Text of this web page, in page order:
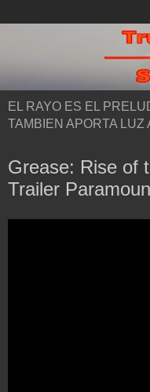
EL RAYO ES EL
TAMBIEN APORTA LUZ
Grease: Rise of
Trailer